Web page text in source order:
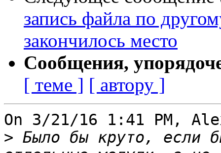
запись файла по
закончилось место
Сообщения,
[ теме ] [ автору ]
On 3/21/16 1:41 PM,
> Было бы круто, если